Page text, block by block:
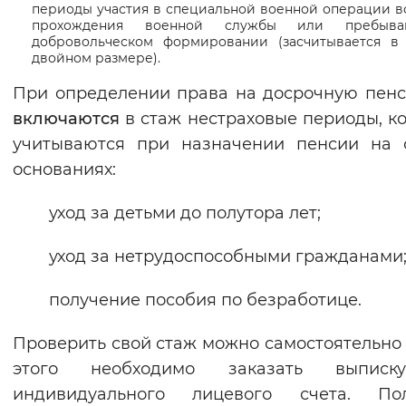
периоды участия в специальной военной операции
прохождения военной службы или
добровольческом формировании (засчитывается
двойном размере).
При определении права на досрочную
включаются в стаж нестраховые периоды,
учитываются при назначении пенсии на
основаниях:
уход за детьми до полутора лет;
уход за нетрудоспособными гражданами;
получение пособия по безработице.
Проверить свой стаж можно
этого необходимо заказать
индивидуального лицевого счета.